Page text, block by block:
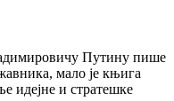
Путину пише
мало је књига
идејне и стратешке